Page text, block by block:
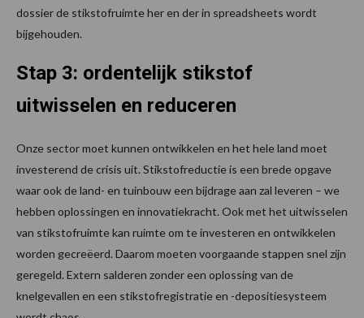
dossier de stikstofruimte her en der in spreadsheets wordt
bijgehouden.
Stap 3: ordentelijk stikstof
uitwisselen en reduceren
Onze sector moet kunnen ontwikkelen en het hele land moet
investerend de crisis uit. Stikstofreductie is een brede opgave
waar ook de land- en tuinbouw een bijdrage aan zal leveren – we
hebben oplossingen en innovatiekracht. Ook met het uitwisselen
van stikstofruimte kan ruimte om te investeren en ontwikkelen
worden gecreëerd. Daarom moeten voorgaande stappen snel zijn
geregeld. Extern salderen zonder een oplossing van de
knelgevallen en een stikstofregistratie en -depositiesysteem